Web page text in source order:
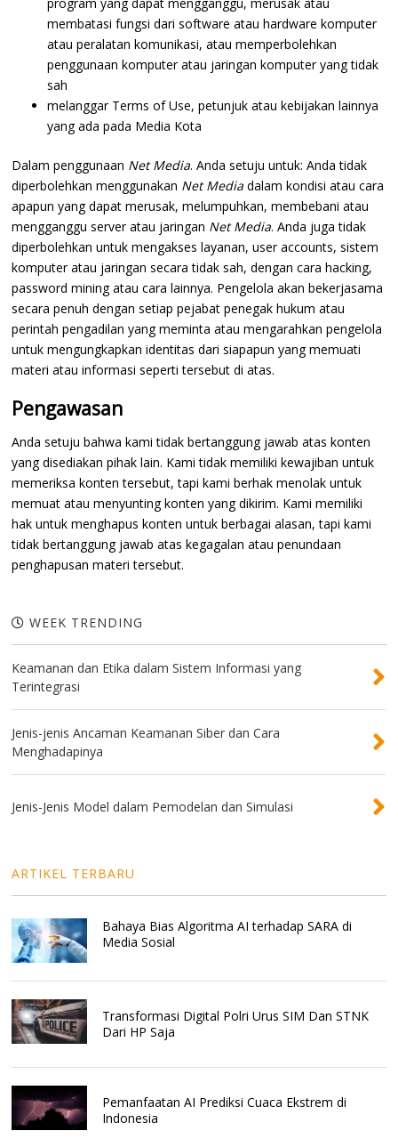
membatasi fungsi dari software atau hardware komputer
atau peralatan komunikasi, atau memperbolehkan
penggunaan komputer atau jaringan komputer yang tidak
sah
melanggar Terms of Use, petunjuk atau kebijakan lainnya
yang ada pada Media Kota
Dalam penggunaan Net Media. Anda setuju untuk: Anda tidak
diperbolehkan menggunakan Net Media dalam kondisi atau cara
apapun yang dapat merusak, melumpuhkan, membebani atau
mengganggu server atau jaringan Net Media. Anda juga tidak
diperbolehkan untuk mengakses layanan, user accounts, sistem
komputer atau jaringan secara tidak sah, dengan cara hacking,
password mining atau cara lainnya. Pengelola akan bekerjasama
secara penuh dengan setiap pejabat penegak hukum atau
perintah pengadilan yang meminta atau mengarahkan pengelola
untuk mengungkapkan identitas dari siapapun yang memuati
materi atau informasi seperti tersebut di atas.
Pengawasan
Anda setuju bahwa kami tidak bertanggung jawab atas konten
yang disediakan pihak lain. Kami tidak memiliki kewajiban untuk
memeriksa konten tersebut, tapi kami berhak menolak untuk
memuat atau menyunting konten yang dikirim. Kami memiliki
hak untuk menghapus konten untuk berbagai alasan, tapi kami
tidak bertanggung jawab atas kegagalan atau penundaan
penghapusan materi tersebut.
WEEK TRENDING
Keamanan dan Etika dalam Sistem Informasi yang
Terintegrasi
Jenis-jenis Ancaman Keamanan Siber dan Cara
Menghadapinya
Jenis-Jenis Model dalam Pemodelan dan Simulasi
ARTIKEL TERBARU
Bahaya Bias Algoritma AI terhadap SARA di
Media Sosial
Transformasi Digital Polri Urus SIM Dan STNK
Dari HP Saja
Pemanfaatan AI Prediksi Cuaca Ekstrem di
Indonesia